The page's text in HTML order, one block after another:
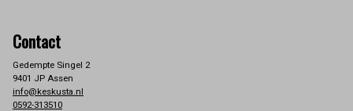
Contact
Gedempte Singel 2
9401 JP Assen
info@keskusta.nl
0592-313510